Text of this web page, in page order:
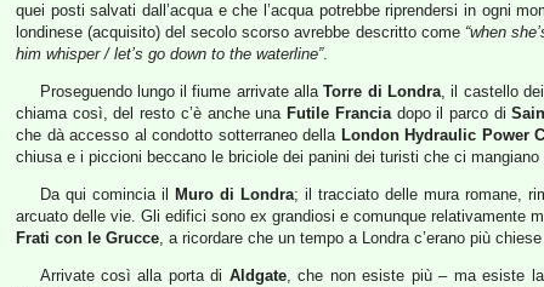
quei posti salvati dall’acqua e che l’acqua potrebbe riprendersi in ogni
londinese (acquisito) del secolo scorso avrebbe descritto come “when
him whisper / let’s go down to the waterline”.
Proseguendo lungo il fiume arrivate allaTorre di Londra, il castello
chiama così, del resto c’è anche una Futile Franciadopo il parco di
che dà accesso al condotto sotterraneo della London Hydraulic Power
chiusa e i piccioni beccano le briciole dei panini dei turisti che ci mangiano
Da qui comincia il Muro di Londra; il tracciato delle mura romane,
arcuato delle vie. Gli edifici sono ex grandiosi e comunque relativamente
Frati con le Grucce, a ricordare che un tempo a Londra c’erano più
Arrivate così alla porta di Aldgate, che non esiste più – ma esiste